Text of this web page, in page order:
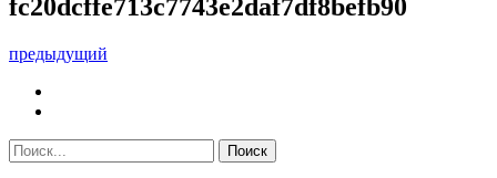
fc20dcffe713c7743e2daf7df8befb90
предыдущий